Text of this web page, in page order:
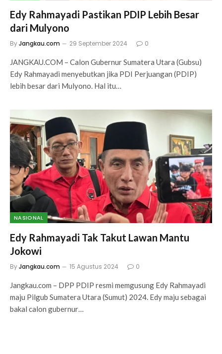
Edy Rahmayadi Pastikan PDIP Lebih Besar
dari Mulyono
ByJangkau.com 29 September 2024 0
JANGKAU.COM – Calon Gubernur Sumatera Utara (Gubsu)
Edy Rahmayadi menyebutkan jika PDI Perjuangan (PDIP)
lebih besar dari Mulyono. Hal itu…
NASIONAL
Edy Rahmayadi Tak Takut Lawan Mantu
Jokowi
ByJangkau.com 15 Agustus 2024 0
Jangkau.com – DPP PDIP resmi memgusung Edy Rahmayadi
maju Pilgub Sumatera Utara (Sumut) 2024. Edy maju sebagai
bakal calon gubernur…